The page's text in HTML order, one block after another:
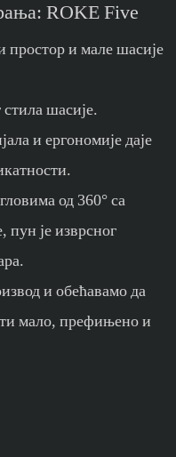
ROKE Five
простор и мале шасије
шасије.
и ергономије даје
од 360° са
је изврсног
и обећавамо да
мало, префињено и